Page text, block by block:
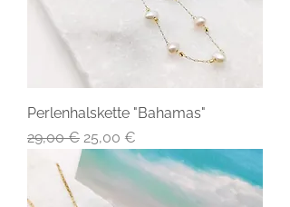
Perlenhalskette "Bahamas"
Standardpreis
29,00 € Sale-Preis
25,00 €